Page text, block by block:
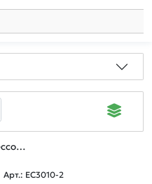
Арт.: EC3010-2